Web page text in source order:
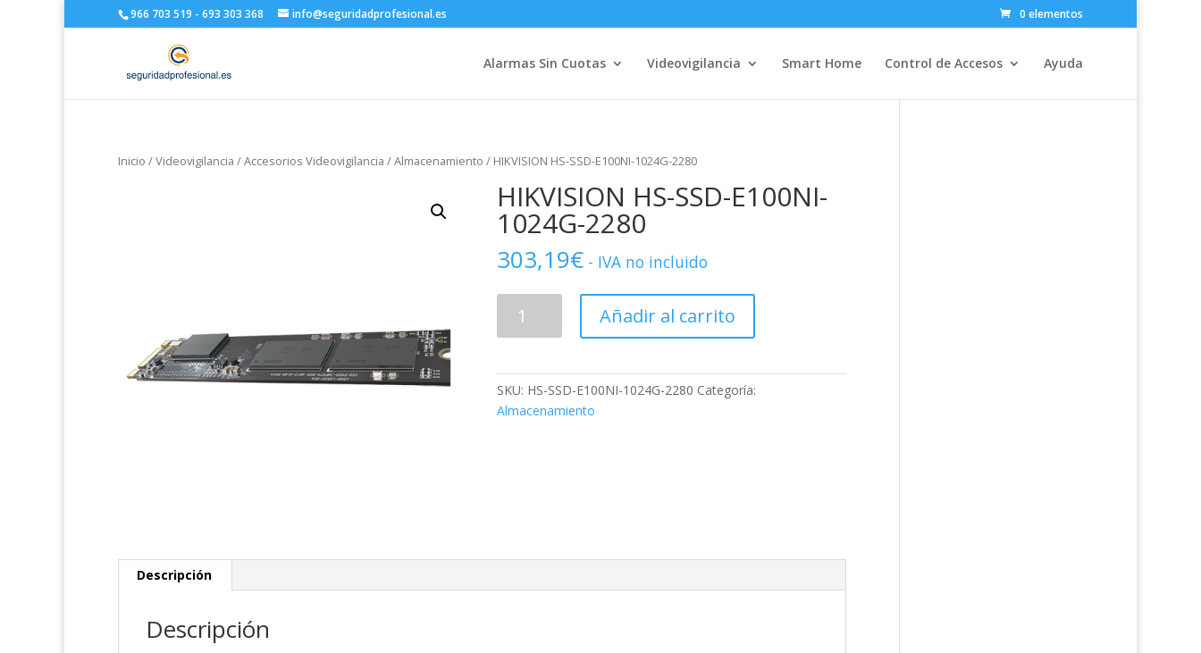
966 703 519 - 693 303 368 info@seguridadprofesional.es 0 elementos
Alarmas Sin Cuotas Videovigilancia Smart Home Control de Accesos Ayuda
Inicio /Videovigilancia /Accesorios Videovigilancia /Almacenamiento / HIKVISION HS-SSD-E100NI-1024G-2280
HIKVISION HS-SSD-E100NI-
1024G-2280
303,19€ - IVA no incluido
1024G-
2280
Añadir al carrito
SKU: HS-SSD-E100NI-1024G-2280 Categoría:
Almacenamiento
Descripción
Descripción